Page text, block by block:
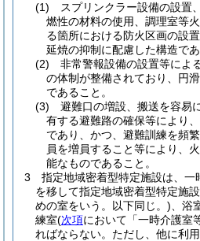
(1)
スプリンクラー設備の設置
燃性の材料の使用、調理室等
る箇所における防火区画の設
延焼の抑制に配慮した構造であ
(2)
非常警報設備の設置等によ
の体制が整備されており、円
であること。
(3)
避難口の増設、搬送を容易
有する避難路の確保等により
であり、かつ、避難訓練を頻
員を増員すること等により、
能なものであること。
3
指定地域密着型特定施設は、一
を移して指定地域密着型特定施
めの室をいう。以下同じ。) 、
練室(次項において「一時介護室
ればならない。 ただし、他に利